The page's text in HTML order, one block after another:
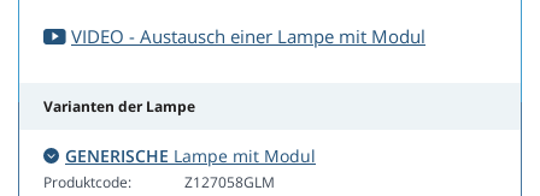
VIDEO - Austausch einer Lampe mit Modul
Varianten der Lampe
GENERISCHE Lampe mit Modul
Produktcode:
Z127058GLM